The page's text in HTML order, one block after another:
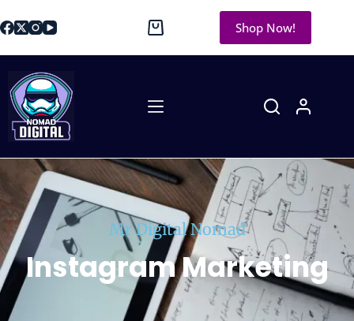
Shop Now!
Mr Digital Nomad
Instagram Marketing